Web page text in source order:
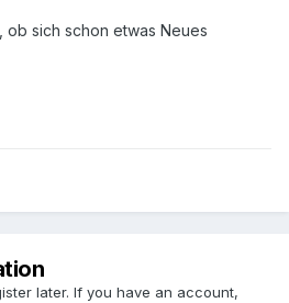
ob sich schon etwas Neues
later. If you have an account,